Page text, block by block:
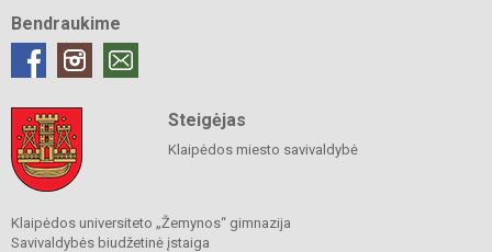
Bendraukime
Steigėjas
Klaipėdos miesto savivaldybė
Klaipėdos universiteto „Žemynos“ gimnazija
Savivaldybės biudžetinė įstaiga